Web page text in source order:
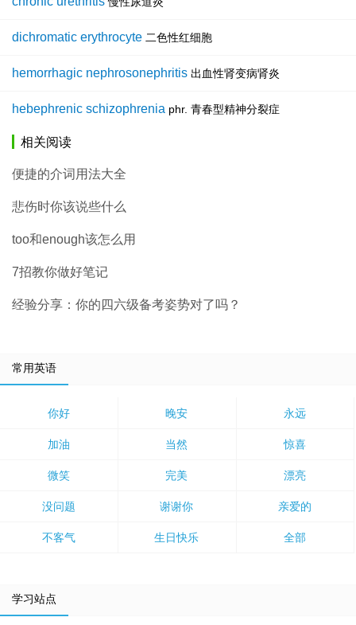
dichromatic erythrocyte 二色性红细胞
hemorrhagic nephrosonephritis 出血性肾变病肾炎
hebephrenic schizophrenia phr. 青春型精神分裂症
相关阅读
便捷的介词用法大全
悲伤时你该说些什么
too和enough该怎么用
7招教你做好笔记
经验分享：你的四六级备考姿势对了吗？
常用英语
你好 晚安 永远
加油 当然 惊喜
微笑 完美 漂亮
没问题 谢谢你 亲爱的
不客气 生日快乐 全部
学习站点